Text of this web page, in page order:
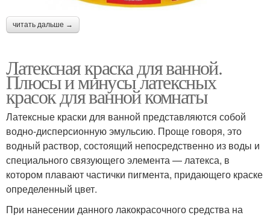
читать дальше →
Латексная краска для ванной.
Плюсы и минусы латексных
красок для ванной комнаты
Латексные краски для ванной представляются собой
водно-дисперсионную эмульсию. Проще говоря, это
водный раствор, состоящий непосредственно из воды и
специального связующего элемента — латекса, в
котором плавают частички пигмента, придающего краске
определенный цвет.
При нанесении данного лакокрасочного средства на